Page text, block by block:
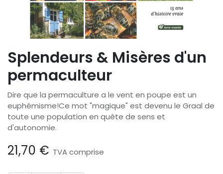
Splendeurs & Misères d'un
permaculteur
Dire que la permaculture a le vent en poupe est un
euphémisme!Ce mot "magique" est devenu le Graal de
toute une population en quête de sens et
d'autonomie.
21,70 € TVA comprise